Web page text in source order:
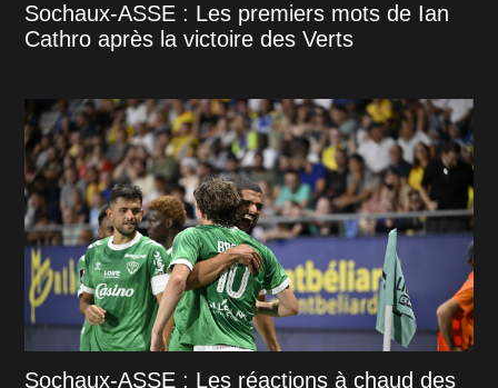
Sochaux-ASSE : Les premiers mots de Ian
Cathro après la victoire des Verts
Sochaux-ASSE : Les réactions à chaud des